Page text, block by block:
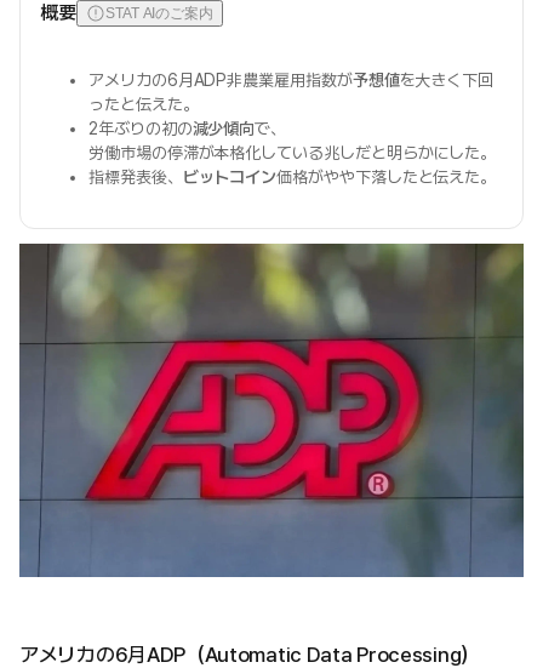
概要 STAT AIのご案内
アメリカの6月ADP非農業雇用指数が予想値を大きく下回
ったと伝えた。
2年ぶりの初の減少傾向で、
労働市場の停滞が本格化している兆しだと明らかにした。
指標発表後、 ビットコイン価格がやや下落したと伝えた。
アメリカの6月ADP（Automatic Data Processing）